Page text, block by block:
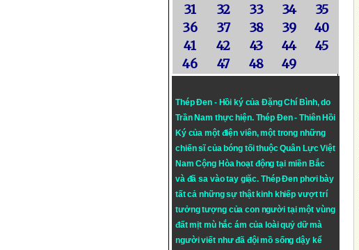
31
32 33 34
35
36
37 38 39
40
41
42 43 44
45
46
47 48 49
Thép Đen - Hồi ký của Đặng Chí Bình, do
Trần Nam thực hiện. Thép Đen- Thiên Hồi
Ký của một điện viên, một trong những
chiến sĩ của bóng tối thuộc Quân Lực Việt
Nam Cộng Hòa hoạt động tại miền Bắc
và đã sa vào tay giặc. Thép Đen phơi bày
tất cả những sự thật kinh khiếp vượt trí
tưởng tượng của con người tại một vùng
đất mịt mù hắc ám của loài quỷ dữ mà
người viết như đã đội mồ sống dậy kể